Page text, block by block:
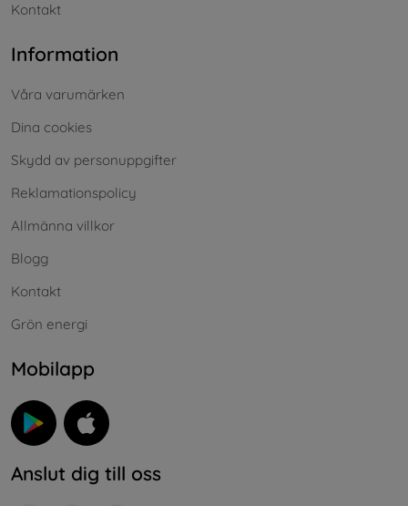
Kontakt
Information
Våra varumärken
Dina cookies
Skydd av personuppgifter
Reklamationspolicy
Allmänna villkor
Blogg
Kontakt
Grön energi
Mobilapp
Anslut dig till oss